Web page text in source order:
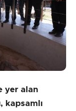
yer alan
kapsamlı